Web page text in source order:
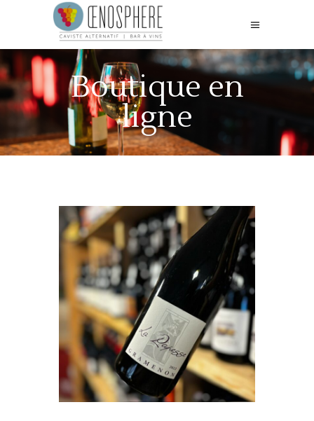
Boutique en
ligne